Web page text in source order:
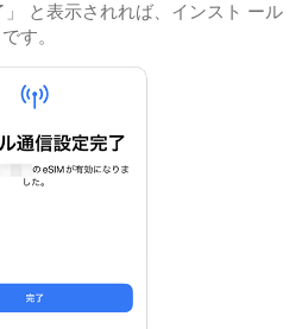
」 と表示されれば、インスト ール
す。